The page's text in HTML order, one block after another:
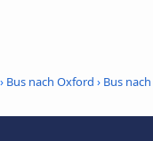
› Bus nach Oxford › Bus nach